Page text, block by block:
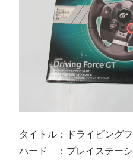
タイトル：ドライビング
ハード ：プレイステー